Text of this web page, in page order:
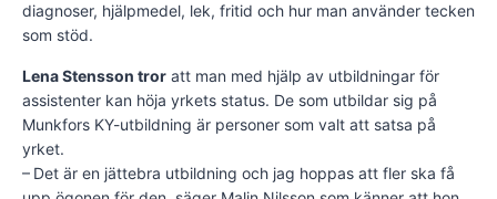
diagnoser, hjälpmedel, lek, fritid och hur man använder tecken
som stöd.
Lena Stensson tror att man med hjälp av utbildningar för
assistenter kan höja yrkets status. De som utbildar sig på
Munkfors KY-utbildning är personer som valt att satsa på
yrket.
– Det är en jättebra utbildning och jag hoppas att fler ska få